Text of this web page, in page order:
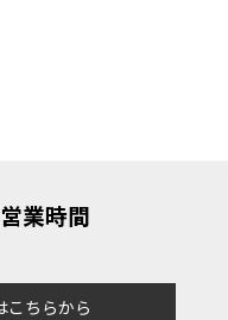
営業時間
こちらから